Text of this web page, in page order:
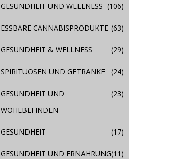
GESUNDHEIT UND WELLNESS (106)
ESSBARE CANNABISPRODUKTE (63)
GESUNDHEIT & WELLNESS (29)
SPIRITUOSEN UND GETRÄNKE (24)
GESUNDHEIT UND
WOHLBEFINDEN
(23)
GESUNDHEIT (17)
GESUNDHEIT UND ERNÄHRUNG(11)